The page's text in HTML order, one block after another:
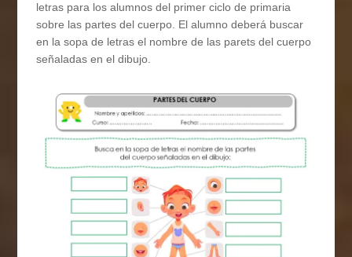
letras para los alumnos del primer ciclo de primaria
sobre las partes del cuerpo. El alumno deberá buscar
en la sopa de letras el nombre de las parets del cuerpo
señaladas en el dibujo.